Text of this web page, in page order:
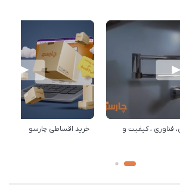
فناوری ، کیفیت و
خرید اقساطی چارسو